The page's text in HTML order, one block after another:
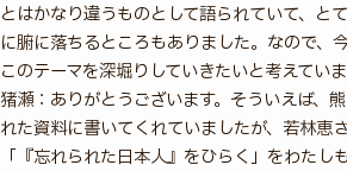
とはかなり違うものとして語られていて、と
に腑に落ちるところもありました。なので、
このテーマを深堀りしていきたいと考えていま
猪瀬：ありがとうございます。そういえば、
れた資料に書いてくれていましたが、若林恵
「『忘れられた日本人』をひらく」をわたし